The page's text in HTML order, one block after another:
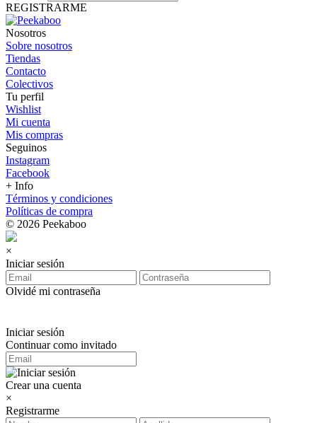
REGISTRARME
Nosotros
Sobre nosotros
Tiendas
Contacto
Colectivos
Tu perfil
Wishlist
Mi cuenta
Mis compras
Seguinos
Instagram
Facebook
+ Info
Términos y condiciones
Políticas de compra
© 2026 Peekaboo
×
Iniciar sesión
Olvidé mi contraseña
Iniciar sesión
Continuar como invitado
Crear una cuenta
×
Registrarme